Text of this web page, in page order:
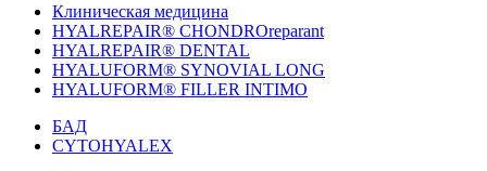
Клиническая медицина
HYALREPAIR® CHONDROreparant
HYALREPAIR® DENTAL
HYALUFORM® SYNOVIAL LONG
HYALUFORM® FILLER INTIMO
БАД
CYTOHYALEX